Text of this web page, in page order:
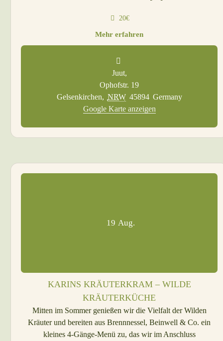
20€
Mehr erfahren
Juut,
Ophofstr. 19
Gelsenkirchen, NRW 45894 Germany
Google Karte anzeigen
19 Aug.
KARINS KRÄUTERKRAM – WILDE
KRÄUTERKÜCHE
Mitten im Sommer genießen wir die Vielfalt der Wilden
Kräuter und bereiten aus Brennnessel, Beinwell & Co. ein
kleines 4-Gänge-Menü zu, das wir im Anschluss